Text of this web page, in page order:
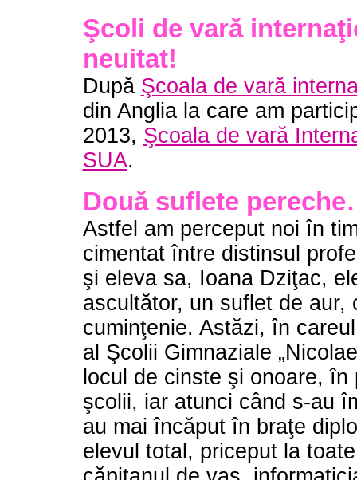
Şcoli de vară
neuitat!
După Şcoala de vară
din Anglia la care am
2013, Şcoala de vară
SUA.
Două suflete
Astfel am perceput noi în
cimentat între distinsul
şi eleva sa, Ioana Dziţac,
ascultător, un suflet de
cuminţenie. Astăzi, în
al Şcolii Gimnaziale
locul de cinste şi onoare,
şcolii, iar atunci când s-au
au mai încăput în braţe
elevul total, priceput la